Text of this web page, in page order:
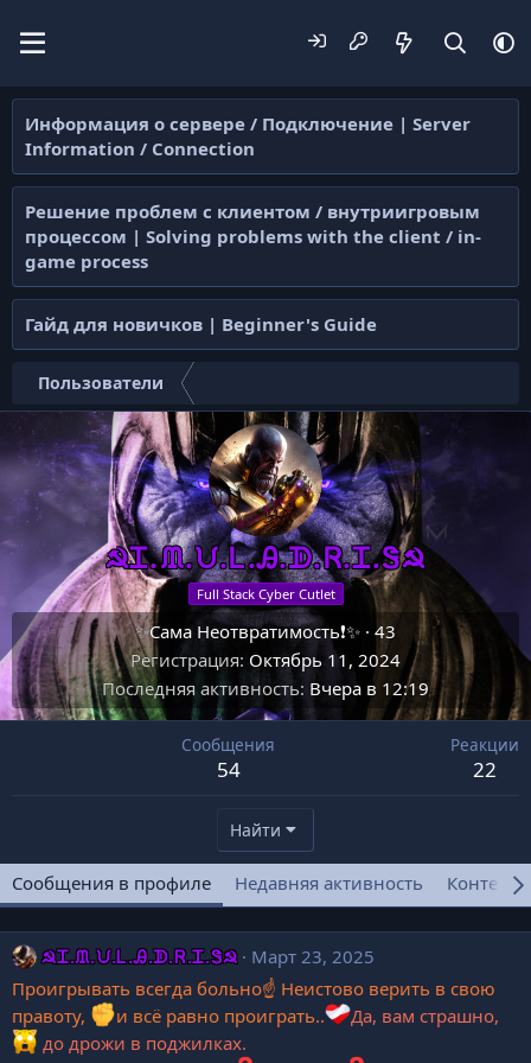
Информация о сервере / Подключение | Server
Information / Connection
Решение проблем с клиентом / внутриигровым
процессом | Solving problems with the client / in-
game process
Гайд для новичков | Beginner's Guide
Пользователи
☭Ꮖ.ᙢ.ᙀ.Ꮮ.Ꭿ.ᗫ.Ꮢ.Ꮖ.Ꮥ☭
Full Stack Cyber Cutlet
✨Сама Неотвратимость❗✨ · 43
Регистрация Октябрь 11, 2024
Последняя активность Вчера в 12:19
Сообщения
54
Реакции
22
Найти
Сообщения в профиле Недавняя активность Контент
☭Ꮖ.ᙢ.ᙀ.Ꮮ.Ꭿ.ᗫ.Ꮢ.Ꮖ.Ꮥ☭
Март 23, 2025
Проигрывать всегда больно☝ Неистово верить в свою
правоту,
и всё равно проиграть..
Да, вам страшно,
до дрожи в поджилках.